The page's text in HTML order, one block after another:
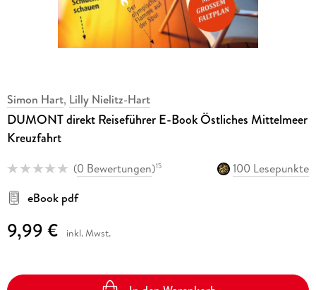
Simon Hart, Lilly Nielitz-Hart
DUMONT direkt Reiseführer E-Book Östliches Mittelmeer
Kreuzfahrt
(0 Bewertungen)15
100 Lesepunkte
eBook pdf
9,99 € inkl. Mwst.